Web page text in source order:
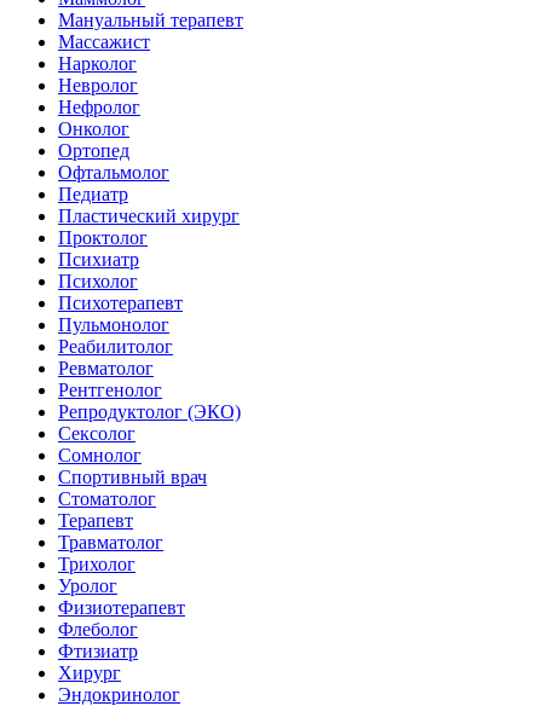
Мануальный терапевт
Массажист
Нарколог
Невролог
Нефролог
Онколог
Ортопед
Офтальмолог
Педиатр
Пластический хирург
Проктолог
Психиатр
Психолог
Психотерапевт
Пульмонолог
Реабилитолог
Ревматолог
Рентгенолог
Репродуктолог (ЭКО)
Сексолог
Сомнолог
Спортивный врач
Стоматолог
Терапевт
Травматолог
Трихолог
Уролог
Физиотерапевт
Флеболог
Фтизиатр
Хирург
Эндокринолог